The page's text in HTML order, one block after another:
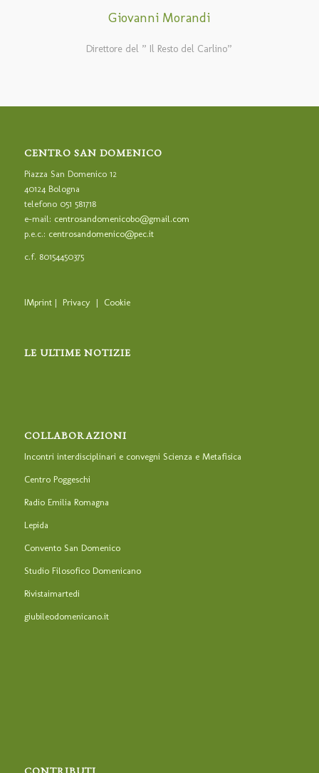
Giovanni Morandi
Direttore del ” Il Resto del Carlino”
CENTRO SAN DOMENICO
Piazza San Domenico 12
40124 Bologna
telefono 051 581718
e-mail: centrosandomenicobo@gmail.com
p.e.c.: centrosandomenico@pec.it
c.f. 80154450375
IMprint| Privacy| Cookie
LE ULTIME NOTIZIE
COLLABORAZIONI
Incontri interdisciplinari e convegni Scienza e Metafisica
Centro Poggeschi
Radio Emilia Romagna
Lepida
Convento San Domenico
Studio Filosofico Domenicano
Rivistaimartedi
giubileodomenicano.it